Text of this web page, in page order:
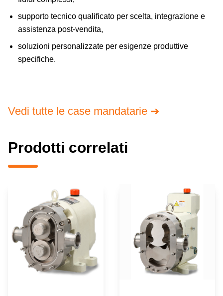
supporto tecnico qualificato per scelta, integrazione e
assistenza post-vendita,
soluzioni personalizzate per esigenze produttive
specifiche.
Vedi tutte le case mandatarie ➔
Prodotti correlati